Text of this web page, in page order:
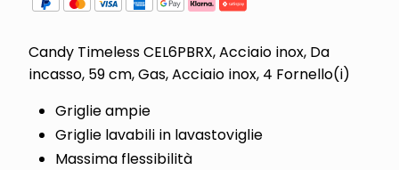
Candy Timeless CEL6PBRX, Acciaio inox, Da
incasso, 59 cm, Gas, Acciaio inox, 4 Fornello(i)
Griglie ampie
Griglie lavabili in lavastoviglie
Massima flessibilità